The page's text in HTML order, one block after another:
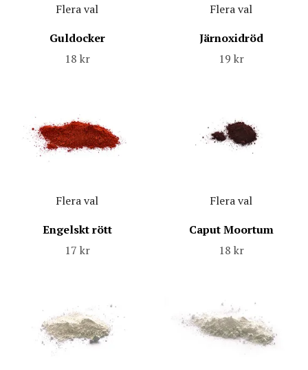
Flera val
Guldocker
18 kr
Flera val
Järnoxidröd
19 kr
Flera val
Engelskt rött
17 kr
Flera val
Caput Moortum
18 kr